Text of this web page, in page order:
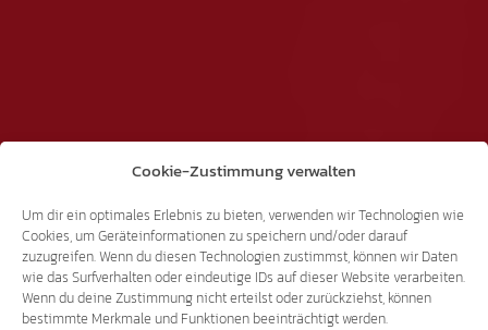
Cookie-Zustimmung verwalten
Um dir ein optimales Erlebnis zu bieten, verwenden wir Technologien wie
Cookies, um Geräteinformationen zu speichern und/oder darauf
zuzugreifen. Wenn du diesen Technologien zustimmst, können wir Daten
wie das Surfverhalten oder eindeutige IDs auf dieser Website verarbeiten.
Wenn du deine Zustimmung nicht erteilst oder zurückziehst, können
bestimmte Merkmale und Funktionen beeinträchtigt werden.